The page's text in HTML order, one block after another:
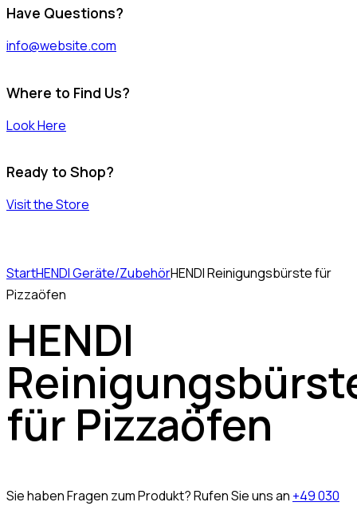
Have Questions?
info@website.com
Where to Find Us?
Look Here
Ready to Shop?
Visit the Store
StartHENDI Geräte/ZubehörHENDI Reinigungsbürste für
Pizzaöfen
HENDI
für Pizzaöfen
Sie haben Fragen zum Produkt? Rufen Sie uns an +49 030